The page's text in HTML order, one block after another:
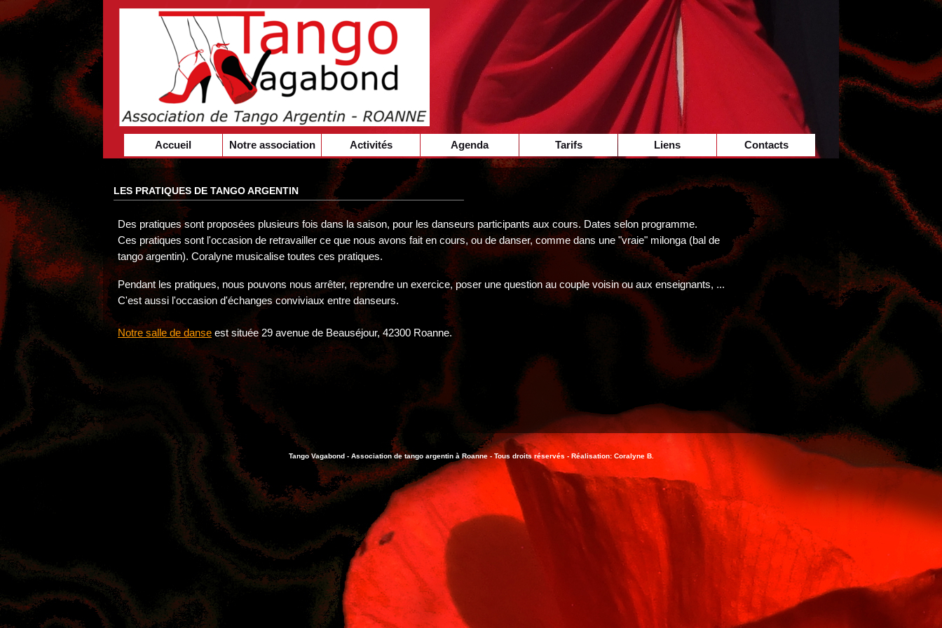
Accueil Notre association Activités Agenda Tarifs Liens Contacts
LES PRATIQUES DE TANGO ARGENTIN
Des pratiques sont proposées plusieurs fois dans la saison, pour les danseurs participants aux cours. Dates selon programme.
Ces pratiques sont l'occasion de retravailler ce que nous avons fait en cours, ou de danser, comme dans une "vraie" milonga (bal de
tango argentin). Coralyne musicalise toutes ces pratiques.
Pendant les pratiques, nous pouvons nous arrêter, reprendre un exercice, poser une question au couple voisin ou aux enseignants, ...
C'est aussi l'occasion d'échanges conviviaux entre danseurs.
Notre salle de danse est située 29 avenue de Beauséjour, 42300 Roanne.
Tango Vagabond - Association de tango argentin à Roanne - Tous droits réservés - Réalisation: Coralyne B.